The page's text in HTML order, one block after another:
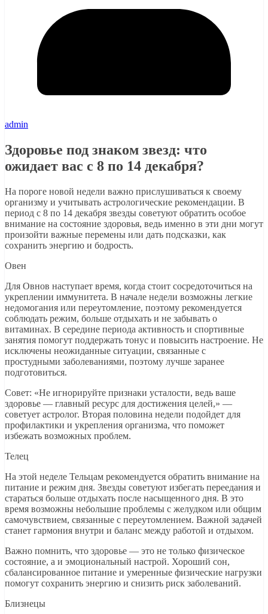
admin
Здоровье под знаком звезд: что
ожидает вас с 8 по 14 декабря?
На пороге новой недели важно прислушиваться к своему
организму и учитывать астрологические рекомендации. В
период с 8 по 14 декабря звезды советуют обратить особое
внимание на состояние здоровья, ведь именно в эти дни могут
произойти важные перемены или дать подсказки, как
сохранить энергию и бодрость.
Овен
Для Овнов наступает время, когда стоит сосредоточиться на
укреплении иммунитета. В начале недели возможны легкие
недомогания или переутомление, поэтому рекомендуется
соблюдать режим, больше отдыхать и не забывать о
витаминах. В середине периода активность и спортивные
занятия помогут поддержать тонус и повысить настроение. Не
исключены неожиданные ситуации, связанные с
простудными заболеваниями, поэтому лучше заранее
подготовиться.
Совет: «Не игнорируйте признаки усталости, ведь ваше
здоровье — главный ресурс для достижения целей,» —
советует астролог. Вторая половина недели подойдет для
профилактики и укрепления организма, что поможет
избежать возможных проблем.
Телец
На этой неделе Тельцам рекомендуется обратить внимание на
питание и режим дня. Звезды советуют избегать переедания и
стараться больше отдыхать после насыщенного дня. В это
время возможны небольшие проблемы с желудком или общим
самочувствием, связанные с переутомлением. Важной задачей
станет гармония внутри и баланс между работой и отдыхом.
Важно помнить, что здоровье — это не только физическое
состояние, а и эмоциональный настрой. Хороший сон,
сбалансированное питание и умеренные физические нагрузки
помогут сохранить энергию и снизить риск заболеваний.
Близнецы